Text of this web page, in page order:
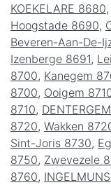
KOEKELARE 8680,
Hoogstade 8690,
Beveren-Aan-De-
Izenberge 8691,
8700, Kanegem
8700, Ooigem
8710,
8720, Wakken
Sint-Joris 8730,
8750, Zwevezele
8760,